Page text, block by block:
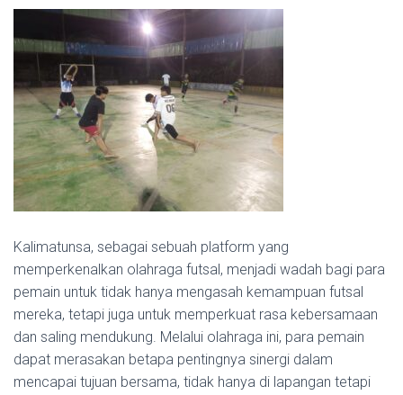
Kalimatunsa, sebagai sebuah platform yang
memperkenalkan olahraga futsal, menjadi wadah bagi para
pemain untuk tidak hanya mengasah kemampuan futsal
mereka, tetapi juga untuk memperkuat rasa kebersamaan
dan saling mendukung. Melalui olahraga ini, para pemain
dapat merasakan betapa pentingnya sinergi dalam
mencapai tujuan bersama, tidak hanya di lapangan tetapi